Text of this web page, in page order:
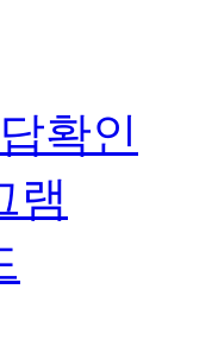
확인
램